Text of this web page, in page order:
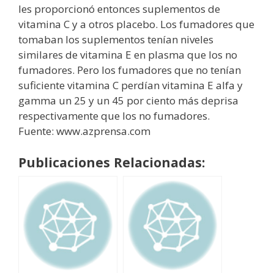
les proporcionó entonces suplementos de
vitamina C y a otros placebo. Los fumadores que
tomaban los suplementos tenían niveles
similares de vitamina E en plasma que los no
fumadores. Pero los fumadores que no tenían
suficiente vitamina C perdían vitamina E alfa y
gamma un 25 y un 45 por ciento más deprisa
respectivamente que los no fumadores.
Fuente: www.azprensa.com
Publicaciones Relacionadas: